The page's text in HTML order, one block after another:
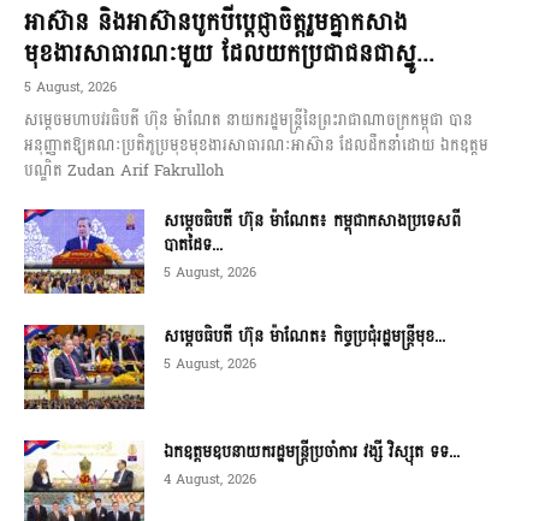
អាស៊ាន និងអាស៊ានបូកបីប្តេជ្ញាចិត្តរួមគ្នាកសាង
មុខងារសាធារណៈមួយ ដែលយកប្រជាជនជាស្នូ...
5 August, 2026
សម្តេចមហាបវរធិបតី ហ៊ុន ម៉ាណែត នាយករដ្ឋមន្ត្រីនៃព្រះរាជាណាចក្រកម្ពុជា បាន
អនុញ្ញាតឱ្យគណៈប្រតិភូប្រមុខមុខងារសាធារណៈអាស៊ាន ដែលដឹកនាំដោយ ឯកឧត្តម
បណ្ឌិត Zudan Arif Fakrulloh
សម្ដេចធិបតី ហ៊ុន ម៉ាណែត៖ កម្ពុជាកសាងប្រទេសពី
បាតដៃទ...
5 August, 2026
សម្ដេចធិបតី ហ៊ុន ម៉ាណែត៖ កិច្ចប្រជុំរដ្ឋមន្ត្រីមុខ...
5 August, 2026
ឯកឧត្តមឧបនាយករដ្ឋមន្ត្រីប្រចាំការ វង្សី វិស្សុត ទទ...
4 August, 2026